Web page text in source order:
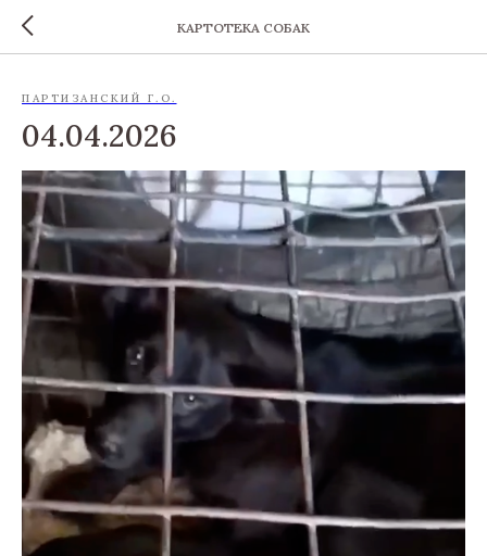
КАРТОТЕКА СОБАК
ПАРТИЗАНСКИЙ Г.О.
04.04.2026